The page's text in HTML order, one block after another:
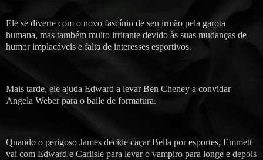
Ele se diverte com o novo fascínio de seu irmão pela garota
humana, mas também muito irritante devido às suas mudanças de
humor implacáveis ​​e falta de interesses esportivos.
Mais tarde, ele ajuda Edward a levar Ben Cheney a convidar
Angela Weber para o baile de formatura.
Quando o perigoso James decide caçar Bella por esportes, Emmett
vai com Edward e Carlisle para levar o vampiro para longe e depois